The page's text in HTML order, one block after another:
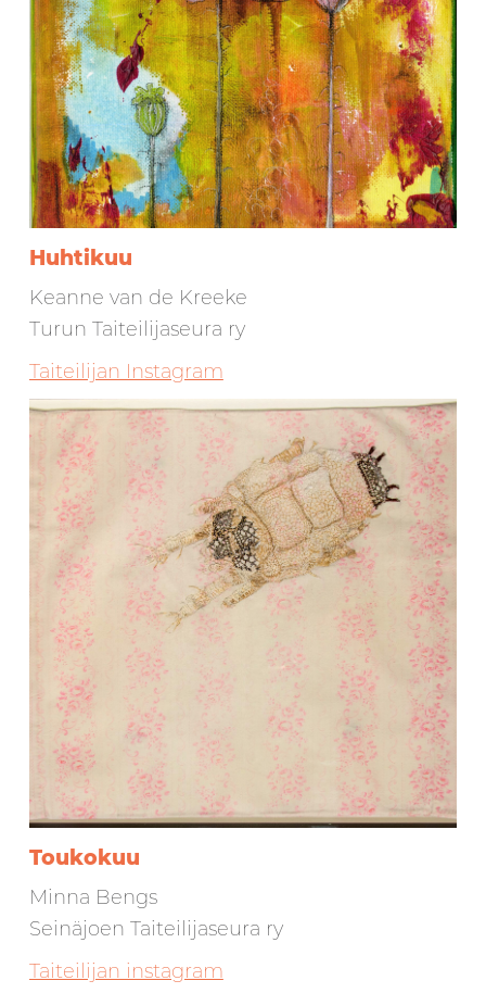
Huhtikuu
Keanne van de Kreeke
Turun Taiteilijaseura ry
Taiteilijan Instagram
Toukokuu
Minna Bengs
Seinäjoen Taiteilijaseura ry
Taiteilijan instagram